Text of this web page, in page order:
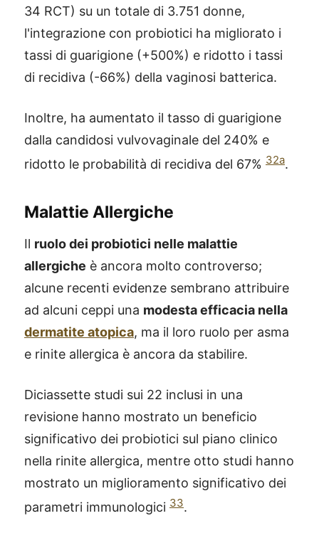
34 RCT) su un totale di 3.751 donne,
l'integrazione con probiotici ha migliorato i
tassi di guarigione (+500%) e ridotto i tassi
di recidiva (-66%) della vaginosi batterica.
Inoltre, ha aumentato il tasso di guarigione
dalla candidosi vulvovaginale del 240% e
ridotto le probabilità di recidiva del 67% 32a.
Malattie Allergiche
Il ruolo dei probiotici nelle malattie
allergiche è ancora molto controverso;
alcune recenti evidenze sembrano attribuire
ad alcuni ceppi una modesta efficacia nella
dermatite atopica, ma il loro ruolo per asma
e rinite allergica è ancora da stabilire.
Diciassette studi sui 22 inclusi in una
revisione hanno mostrato un beneficio
significativo dei probiotici sul piano clinico
nella rinite allergica, mentre otto studi hanno
mostrato un miglioramento significativo dei
parametri immunologici 33.